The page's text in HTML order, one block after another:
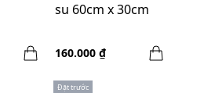
su 60cm x 30cm
160.000 ₫
Đặt trước